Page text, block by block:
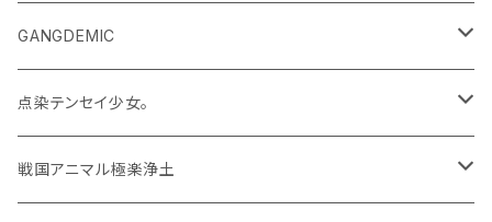
ランチェキ
CD
アパレル
GANGDEMIC
ランチェキ
CD
点染テンセイ少女。
ランチェキ
戦国アニマル極楽浄土